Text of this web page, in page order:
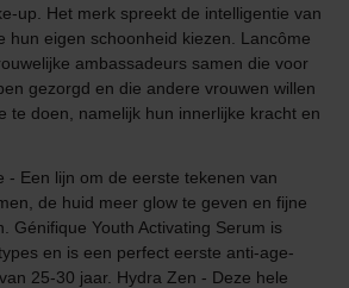
up. Het merk spreekt de intelligentie van
hun eigen schoonheid kiezen. Lancôme
ambassadeurs samen die voor
gezorgd en die andere vrouwen willen
te doen, namelijk hun innerlijke kracht en
- Een lijn om de eerste tekenen van
de huid meer glow te geven en fijne
Génifique Youth Activating Serum is
en is een perfect eerste anti-age-
25-30 jaar. Hydra Zen - Deze hele